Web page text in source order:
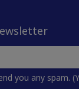
you any spam.